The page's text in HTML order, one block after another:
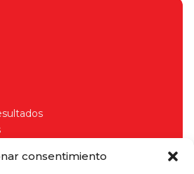
consentimiento